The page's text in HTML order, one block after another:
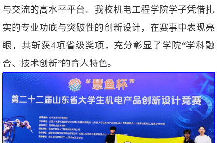
与交流的高水平平台。我校机电工程学院学子凭借扎
实的专业功底与突破性的创新设计，在赛事中表现亮
眼，共斩获4项省级奖项，充分彰显了学院“学科融
合、技术创新”的育人特色。